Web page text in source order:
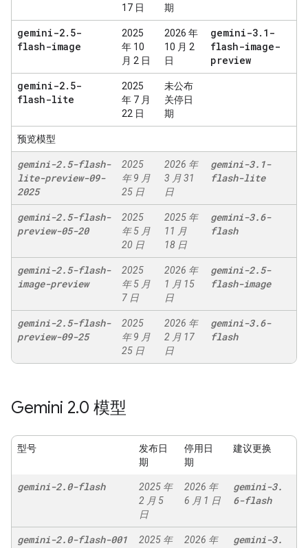
17 日 期
gemini-2. 5-
flash-image
2025
年 10
月 2 日
2026 年
10 月 2
日
gemini-3. 1-
flash-image-
preview
gemini-2. 5-
flash-lite
2025
年 7 月
22 日
未公布
关停日
期
预览模型
gemini-2.5-flash-
lite-preview-09-
2025
2025
年 9 月
25 日
2026 年
3 月 31
日
gemini-3. 1-
flash-lite
gemini-2.5-flash-
preview-05-20
2025
年 5 月
20 日
2025 年
11 月
18 日
gemini-3.6-
flash
gemini-2.5-flash-
image-preview
2025
年 5 月
7 日
2026 年
1 月 15
日
gemini-2.5-
flash-image
gemini-2.5-flash-
preview-09-25
2025
年 9 月
25 日
2026 年
2 月 17
日
gemini-3.6-
flash
Gemini 2.0 模型
型号
发布日
期
停用日
期
建议更换
gemini-2.0-flash
2025 年
2 月 5
日
2026 年
6 月 1 日
gemini-3.
6-flash
gemini-2.0-flash-001
2025 年
2026 年
gemini-3.